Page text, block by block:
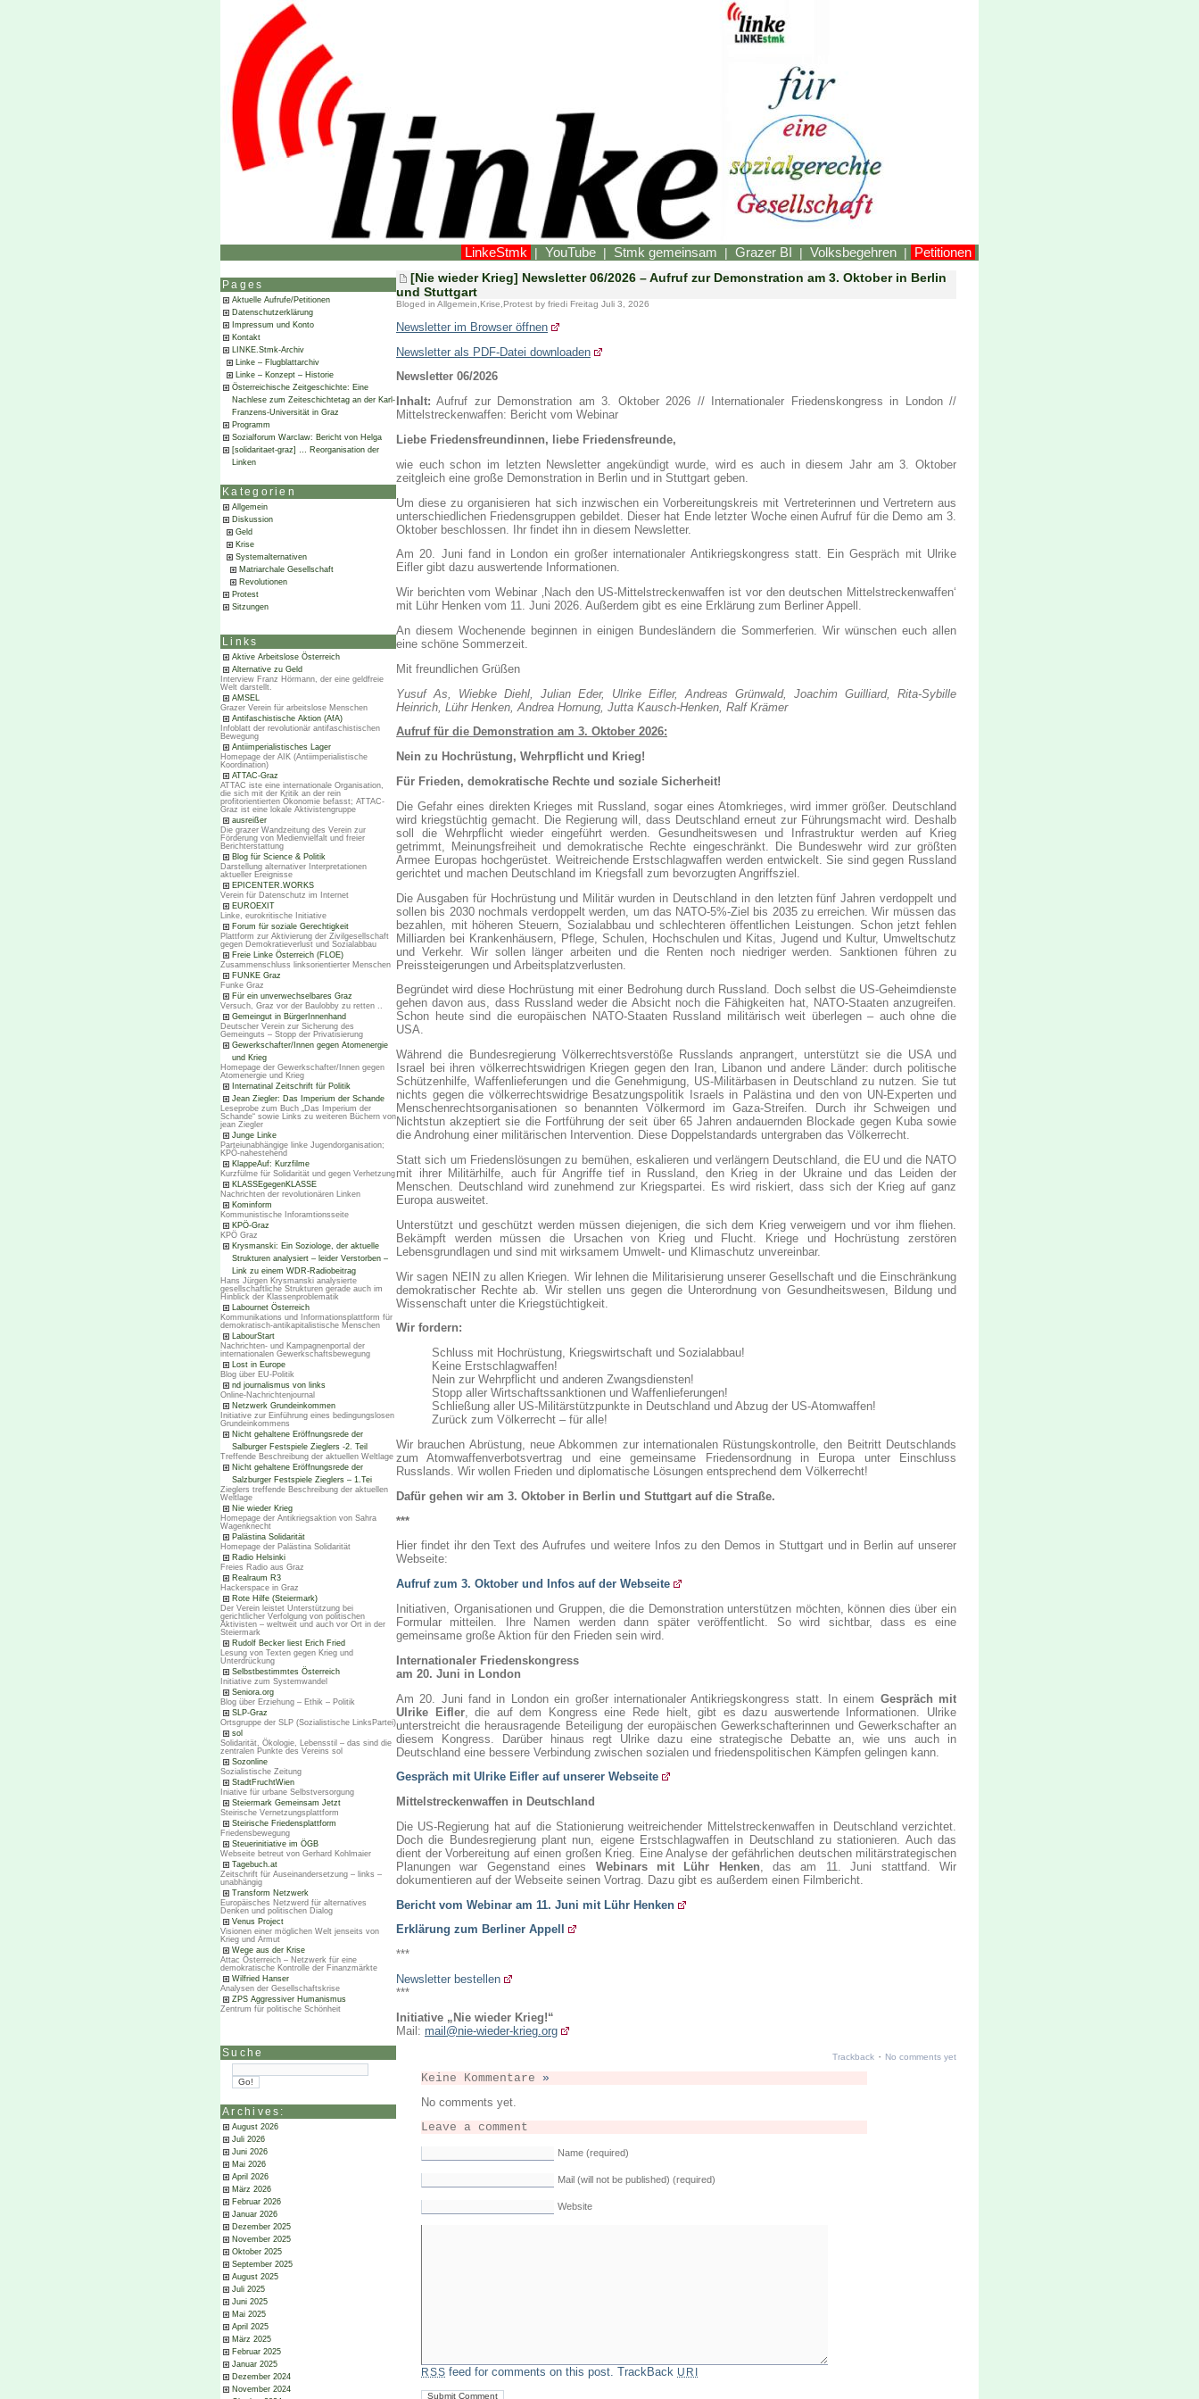
LinkeStmk | YouTube | Stmk gemeinsam | Grazer BI | Volksbegehren | Petitionen
Pages
Aktuelle Aufrufe/Petitionen
Datenschutzerklärung
Impressum und Konto
Kontakt
LINKE.Stmk-Archiv
Linke – Flugblattarchiv
Linke – Konzept – Historie
Österreichische Zeitgeschichte: Eine
Nachlese zum Zeiteschichtetag an der Karl-
Franzens-Universität in Graz
Programm
Sozialforum Warclaw: Bericht von Helga
[solidaritaet-graz] … Reorganisation der
Linken
Kategorien
Allgemein
Diskussion
Geld
Krise
Systemalternativen
Matriarchale Gesellschaft
Revolutionen
Protest
Sitzungen
Links
Aktive Arbeitslose Österreich
Alternative zu Geld
Interview Franz Hörmann, der eine geldfreie
Welt darstellt.
AMSEL
Grazer Verein für arbeitslose Menschen
Antifaschistische Aktion (AfA)
Infoblatt der revolutionär antifaschistischen
Bewegung
Antiimperialistisches Lager
Homepage der AIK (Antiimperialistische
Koordination)
ATTAC-Graz
ATTAC iste eine internationale Organisation,
die sich mit der Kritik an der rein
profitorientierten Ökonomie befasst; ATTAC-
Graz ist eine lokale Aktivistengruppe
ausreißer
Die grazer Wandzeitung des Verein zur
Förderung von Medienvielfalt und freier
Berichterstattung
Blog für Science & Politik
Darstellung alternativer Interpretationen
aktueller Ereignisse
EPICENTER.WORKS
Verein für Datenschutz im Internet
EUROEXIT
Linke, eurokritische Initiative
Forum für soziale Gerechtigkeit
Plattform zur Aktivierung der Zivilgesellschaft
gegen Demokratieverlust und Sozialabbau
Freie Linke Österreich (FLOE)
Zusammenschluss linksorientierter Menschen
FUNKE Graz
Funke Graz
Für ein unverwechselbares Graz
Versuch, Graz vor der Baulobby zu retten ..
Gemeingut in BürgerInnenhand
Deutscher Verein zur Sicherung des
Gemeinguts – Stopp der Privatisierung
Gewerkschafter/Innen gegen Atomenergie
und Krieg
Homepage der Gewerkschafter/Innen gegen
Atomenergie und Krieg
Internatinal Zeitschrift für Politik
Jean Ziegler: Das Imperium der Schande
Leseprobe zum Buch „Das Imperium der
Schande“ sowie Links zu weiteren Büchern von
jean Ziegler
Junge Linke
Parteiunabhängige linke Jugendorganisation;
KPÖ-nahestehend
KlappeAuf: Kurzfilme
Kurzfülme für Solidarität und gegen Verhetzung
KLASSEgegenKLASSE
Nachrichten der revolutionären Linken
Kominform
Kommunistische Inforamtionsseite
KPÖ-Graz
KPÖ Graz
Krysmanski: Ein Soziologe, der aktuelle
Strukturen analysiert – leider Verstorben –
Link zu einem WDR-Radiobeitrag
Hans Jürgen Krysmanski analysierte
gesellschaftliche Strukturen gerade auch im
Hinblick der Klassenproblematik
Labournet Österreich
Kommunikations und Informationsplattform für
demokratisch-antikapitalistische Menschen
LabourStart
Nachrichten- und Kampagnenportal der
internationalen Gewerkschaftsbewegung
Lost in Europe
Blog über EU-Politik
nd journalismus von links
Online-Nachrichtenjournal
Netzwerk Grundeinkommen
Initiative zur Einführung eines bedingungslosen
Grundeinkommens
Nicht gehaltene Eröffnungsrede der
Salburger Festspiele Zieglers -2. Teil
Treffende Beschreibung der aktuellen Weltlage
Nicht gehaltene Eröffnungsrede der
Salzburger Festspiele Zieglers – 1.Tei
Zieglers treffende Beschreibung der aktuellen
Weltlage
Nie wieder Krieg
Homepage der Antikriegsaktion von Sahra
Wagenknecht
Palästina Solidarität
Homepage der Palästina Solidarität
Radio Helsinki
Freies Radio aus Graz
Realraum R3
Hackerspace in Graz
Rote Hilfe (Steiermark)
Der Verein leistet Unterstützung bei
gerichtlicher Verfolgung von politischen
Aktivisten – weltweit und auch vor Ort in der
Steiermark
Rudolf Becker liest Erich Fried
Lesung von Texten gegen Krieg und
Unterdrückung
Selbstbestimmtes Österreich
Initiative zum Systemwandel
Seniora.org
Blog über Erziehung – Ethik – Politik
SLP-Graz
Ortsgruppe der SLP (Sozialistische LinksPartei)
sol
Solidarität, Ökologie, Lebensstil – das sind die
zentralen Punkte des Vereins sol
Sozonline
Sozialistische Zeitung
StadtFruchtWien
Iniative für urbane Selbstversorgung
Steiermark Gemeinsam Jetzt
Steirische Vernetzungsplattform
Steirische Friedensplattform
Friedensbewegung
Steuerinitiative im ÖGB
Webseite betreut von Gerhard Kohlmaier
Tagebuch.at
Zeitschrift für Auseinandersetzung – links –
unabhängig
Transform Netzwerk
Europäisches Netzwerd für alternatives
Denken und politischen Dialog
Venus Project
Visionen einer möglichen Welt jenseits von
Krieg und Armut
Wege aus der Krise
Attac Österreich – Netzwerk für eine
demokratische Kontrolle der Finanzmärkte
Wilfried Hanser
Analysen der Gesellschaftskrise
ZPS Aggressiver Humanismus
Zentrum für politische Schönheit
Suche
Archives:
August 2026
Juli 2026
Juni 2026
Mai 2026
April 2026
März 2026
Februar 2026
Januar 2026
Dezember 2025
November 2025
Oktober 2025
September 2025
August 2025
Juli 2025
Juni 2025
Mai 2025
April 2025
März 2025
Februar 2025
Januar 2025
Dezember 2024
November 2024
[Nie wieder Krieg] Newsletter 06/2026 – Aufruf zur Demonstration am 3. Oktober in Berlin
und Stuttgart
Bloged in Allgemein Krise Protest by friedi Freitag Juli 3, 2026
Newsletter im Browser öffnen
Newsletter als PDF-Datei downloaden
Newsletter 06/2026
Inhalt: Aufruf zur Demonstration am 3. Oktober 2026 // Internationaler Friedenskongress in London //
Mittelstreckenwaffen: Bericht vom Webinar
Liebe Friedensfreundinnen, liebe Friedensfreunde,
wie euch schon im letzten Newsletter angekündigt wurde, wird es auch in diesem Jahr am 3. Oktober
zeitgleich eine große Demonstration in Berlin und in Stuttgart geben.
Um diese zu organisieren hat sich inzwischen ein Vorbereitungskreis mit Vertreterinnen und Vertretern aus
unterschiedlichen Friedensgruppen gebildet. Dieser hat Ende letzter Woche einen Aufruf für die Demo am 3.
Oktober beschlossen. Ihr findet ihn in diesem Newsletter.
Am 20. Juni fand in London ein großer internationaler Antikriegskongress statt. Ein Gespräch mit Ulrike
Eifler gibt dazu auswertende Informationen.
Wir berichten vom Webinar ‚Nach den US-Mittelstreckenwaffen ist vor den deutschen Mittelstreckenwaffen‘
mit Lühr Henken vom 11. Juni 2026. Außerdem gibt es eine Erklärung zum Berliner Appell.
An diesem Wochenende beginnen in einigen Bundesländern die Sommerferien. Wir wünschen euch allen
eine schöne Sommerzeit.
Mit freundlichen Grüßen
Yusuf As, Wiebke Diehl, Julian Eder, Ulrike Eifler, Andreas Grünwald, Joachim Guilliard, Rita-Sybille
Heinrich, Lühr Henken, Andrea Hornung, Jutta Kausch-Henken, Ralf Krämer
Aufruf für die Demonstration am 3. Oktober 2026:
Nein zu Hochrüstung, Wehrpflicht und Krieg!
Für Frieden, demokratische Rechte und soziale Sicherheit!
Die Gefahr eines direkten Krieges mit Russland, sogar eines Atomkrieges, wird immer größer. Deutschland
wird kriegstüchtig gemacht. Die Regierung will, dass Deutschland erneut zur Führungsmacht wird. Deshalb
soll die Wehrpflicht wieder eingeführt werden. Gesundheitswesen und Infrastruktur werden auf Krieg
getrimmt, Meinungsfreiheit und demokratische Rechte eingeschränkt. Die Bundeswehr wird zur größten
Armee Europas hochgerüstet. Weitreichende Erstschlagwaffen werden entwickelt. Sie sind gegen Russland
gerichtet und machen Deutschland im Kriegsfall zum bevorzugten Angriffsziel.
Die Ausgaben für Hochrüstung und Militär wurden in Deutschland in den letzten fünf Jahren verdoppelt und
sollen bis 2030 nochmals verdoppelt werden, um das NATO-5%-Ziel bis 2035 zu erreichen. Wir müssen das
bezahlen, mit höheren Steuern, Sozialabbau und schlechteren öffentlichen Leistungen. Schon jetzt fehlen
Milliarden bei Krankenhäusern, Pflege, Schulen, Hochschulen und Kitas, Jugend und Kultur, Umweltschutz
und Verkehr. Wir sollen länger arbeiten und die Renten noch niedriger werden. Sanktionen führen zu
Preissteigerungen und Arbeitsplatzverlusten.
Begründet wird diese Hochrüstung mit einer Bedrohung durch Russland. Doch selbst die US-Geheimdienste
gehen davon aus, dass Russland weder die Absicht noch die Fähigkeiten hat, NATO-Staaten anzugreifen.
Schon heute sind die europäischen NATO-Staaten Russland militärisch weit überlegen – auch ohne die
USA.
Während die Bundesregierung Völkerrechtsverstöße Russlands anprangert, unterstützt sie die USA und
Israel bei ihren völkerrechtswidrigen Kriegen gegen den Iran, Libanon und andere Länder: durch politische
Schützenhilfe, Waffenlieferungen und die Genehmigung, US-Militärbasen in Deutschland zu nutzen. Sie tut
nichts gegen die völkerrechtswidrige Besatzungspolitik Israels in Palästina und den von UN-Experten und
Menschenrechtsorganisationen so benannten Völkermord im Gaza-Streifen. Durch ihr Schweigen und
Nichtstun akzeptiert sie die Fortführung der seit über 65 Jahren andauernden Blockade gegen Kuba sowie
die Androhung einer militärischen Intervention. Diese Doppelstandards untergraben das Völkerrecht.
Statt sich um Friedenslösungen zu bemühen, eskalieren und verlängern Deutschland, die EU und die NATO
mit ihrer Militärhilfe, auch für Angriffe tief in Russland, den Krieg in der Ukraine und das Leiden der
Menschen. Deutschland wird zunehmend zur Kriegspartei. Es wird riskiert, dass sich der Krieg auf ganz
Europa ausweitet.
Unterstützt und geschützt werden müssen diejenigen, die sich dem Krieg verweigern und vor ihm fliehen.
Bekämpft werden müssen die Ursachen von Krieg und Flucht. Kriege und Hochrüstung zerstören
Lebensgrundlagen und sind mit wirksamem Umwelt- und Klimaschutz unvereinbar.
Wir sagen NEIN zu allen Kriegen. Wir lehnen die Militarisierung unserer Gesellschaft und die Einschränkung
demokratischer Rechte ab. Wir stellen uns gegen die Unterordnung von Gesundheitswesen, Bildung und
Wissenschaft unter die Kriegstüchtigkeit.
Wir fordern:
Schluss mit Hochrüstung, Kriegswirtschaft und Sozialabbau!
Keine Erstschlagwaffen!
Nein zur Wehrpflicht und anderen Zwangsdiensten!
Stopp aller Wirtschaftssanktionen und Waffenlieferungen!
Schließung aller US-Militärstützpunkte in Deutschland und Abzug der US-Atomwaffen!
Zurück zum Völkerrecht – für alle!
Wir brauchen Abrüstung, neue Abkommen zur internationalen Rüstungskontrolle, den Beitritt Deutschlands
zum Atomwaffenverbotsvertrag und eine gemeinsame Friedensordnung in Europa unter Einschluss
Russlands. Wir wollen Frieden und diplomatische Lösungen entsprechend dem Völkerrecht!
Dafür gehen wir am 3. Oktober in Berlin und Stuttgart auf die Straße.
***
Hier findet ihr den Text des Aufrufes und weitere Infos zu den Demos in Stuttgart und in Berlin auf unserer
Webseite:
Aufruf zum 3. Oktober und Infos auf der Webseite
Initiativen, Organisationen und Gruppen, die die Demonstration unterstützen möchten, können dies über ein
Formular mitteilen. Ihre Namen werden dann später veröffentlicht. So wird sichtbar, dass es eine
gemeinsame große Aktion für den Frieden sein wird.
Internationaler Friedenskongress
am 20. Juni in London
Am 20. Juni fand in London ein großer internationaler Antikriegskongress statt. In einem Gespräch mit
Ulrike Eifler, die auf dem Kongress eine Rede hielt, gibt es dazu auswertende Informationen. Ulrike
unterstreicht die herausragende Beteiligung der europäischen Gewerkschafterinnen und Gewerkschafter an
diesem Kongress. Darüber hinaus regt Ulrike dazu eine strategische Debatte an, wie uns auch in
Deutschland eine bessere Verbindung zwischen sozialen und friedenspolitischen Kämpfen gelingen kann.
Gespräch mit Ulrike Eifler auf unserer Webseite
Mittelstreckenwaffen in Deutschland
Die US-Regierung hat auf die Stationierung weitreichender Mittelstreckenwaffen in Deutschland verzichtet.
Doch die Bundesregierung plant nun, eigene Erstschlagwaffen in Deutschland zu stationieren. Auch das
dient der Vorbereitung auf einen großen Krieg. Eine Analyse der gefährlichen deutschen militärstrategischen
Planungen war Gegenstand eines Webinars mit Lühr Henken , das am 11. Juni stattfand. Wir
dokumentieren auf der Webseite seinen Vortrag. Dazu gibt es außerdem einen Filmbericht.
Bericht vom Webinar am 11. Juni mit Lühr Henken
Erklärung zum Berliner Appell
***
Newsletter bestellen
***
Initiative „Nie wieder Krieg!“
Mail: mail@nie-wieder-krieg.org
Trackback · No comments yet
Keine Kommentare »
No comments yet.
Leave a comment
Name (required)
Mail (will not be published) (required)
Website
RSS feed for comments on this post. TrackBack URI